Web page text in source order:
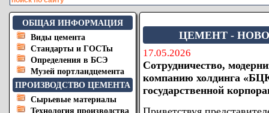
ОБЩАЯ ИНФОРМАЦИЯ
Виды цемента
Стандарты и ГОСТы
Определения в БСЭ
Музей портландцемента
ПРОИЗВОДСТВО ЦЕМЕНТА
Сырьевые материалы
Технология производства
ЦЕМЕНТ -
17.05.2026
Сотрудничество,
компанию холдинга
государственной